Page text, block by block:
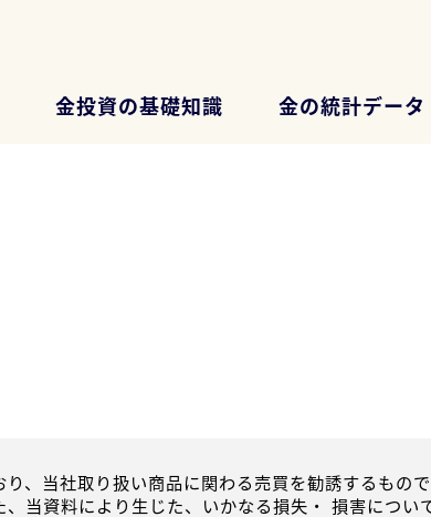
金投資の基礎知識 金の統計データ
、当社取り扱い商品に関わる売買を勧誘するもの
当資料により生じた、いかなる損失・ 損害につ